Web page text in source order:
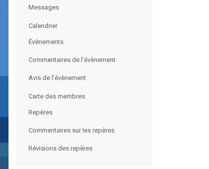
Messages
Calendrier
Évènements
Commentaires de l’évènement
Avis de l’évènement
Carte des membres
Repères
Commentaires sur les repères
Révisions des repères